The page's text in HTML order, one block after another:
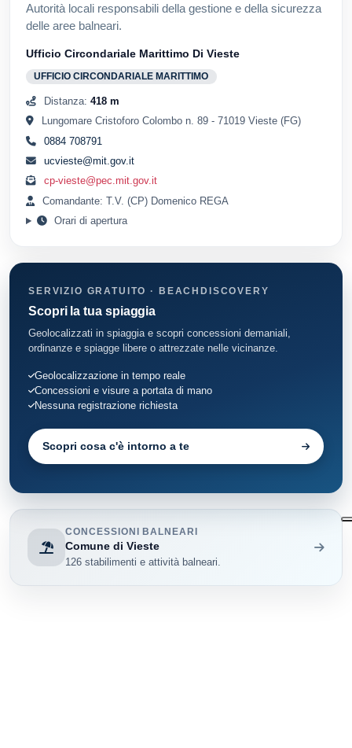
Autorità locali responsabili della gestione e della sicurezza
delle aree balneari.
Ufficio Circondariale Marittimo Di Vieste
UFFICIO CIRCONDARIALE MARITTIMO
Distanza: 418 m
Lungomare Cristoforo Colombo n. 89 - 71019 Vieste (FG)
0884 708791
ucvieste@mit.gov.it
cp-vieste@pec.mit.gov.it
Comandante: T.V. (CP) Domenico REGA
Orari di apertura
SERVIZIO GRATUITO · BEACHDISCOVERY
Scopri la tua spiaggia
Geolocalizzati in spiaggia e scopri concessioni demaniali,
ordinanze e spiagge libere o attrezzate nelle vicinanze.
Geolocalizzazione in tempo reale
Concessioni e visure a portata di mano
Nessuna registrazione richiesta
Scopri cosa c'è intorno a te
CONCESSIONI BALNEARI
Comune di Vieste
126 stabilimenti e attività balneari.